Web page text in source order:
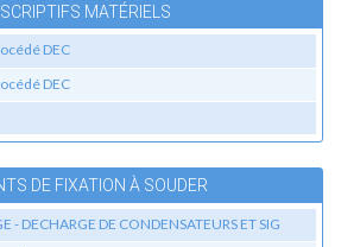
MATÉRIELS
DEC
DEC
DE FIXATION À SOUDER
- DECHARGE DE CONDENSATEURS ET SIG